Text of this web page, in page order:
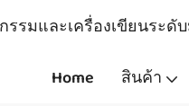
มและเครื่องเขียนระดั
Home สินค้า